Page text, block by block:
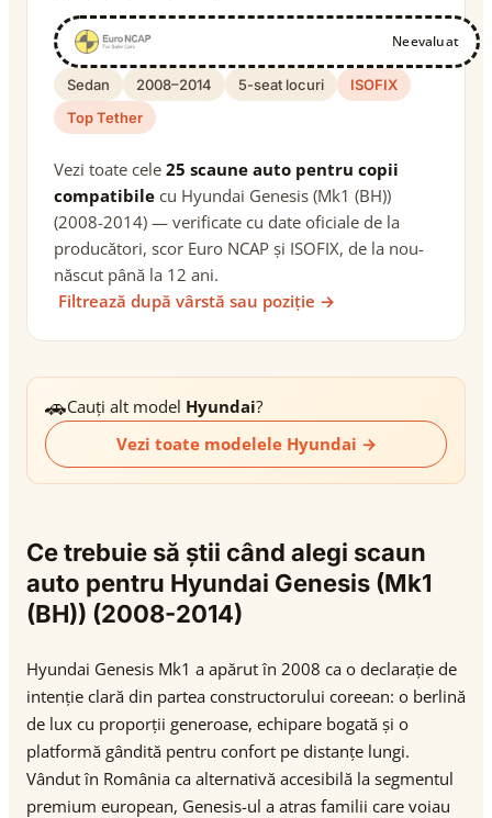
Neevaluat
Sedan 2008–2014 5-seat locuri
ISOFIX
Top Tether
Vezi toate cele 25 scaune auto pentru copii
compatibile cu Hyundai Genesis (Mk1 (BH))
(2008-2014) — verificate cu date oficiale de la
producători, scor Euro NCAP și ISOFIX, de la nou-
născut până la 12 ani.
Filtrează după vârstă sau poziție →
🚗Cauți alt model Hyundai?
Vezi toate modelele Hyundai →
Ce trebuie să știi când alegi scaun
auto pentru Hyundai Genesis (Mk1
(BH)) (2008-2014)
Hyundai Genesis Mk1 a apărut în 2008 ca o declarație de
intenție clară din partea constructorului coreean: o berlină
de lux cu proporții generoase, echipare bogată și o
platformă gândită pentru confort pe distanțe lungi.
Vândut în România ca alternativă accesibilă la segmentul
premium european, Genesis-ul a atras familii care voiau